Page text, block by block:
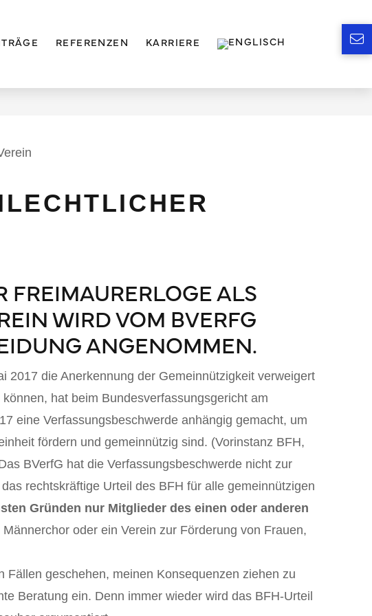
REFERENZEN KARRIERE
FREIMAURERLOGE ALS
WIRD VOM BVERFG
ANGENOMMEN.
2017 die Anerkennung der Gemeinnützigkeit verweigert
hat beim Bundesverfassungsgericht am
eine Verfassungsbeschwerde anhängig gemacht, um
fördern und gemeinnützig sind. (Vorinstanz BFH,
BVerfG hat die Verfassungsbeschwerde nicht zur
rechtskräftige Urteil des BFH für alle gemeinnützigen
Gründen nur Mitglieder des einen oder anderen
oder ein Verein zur Förderung von Frauen,
Fällen geschehen, meinen Konsequenzen ziehen zu
Beratung ein. Denn immer wieder wird das BFH-Urteil